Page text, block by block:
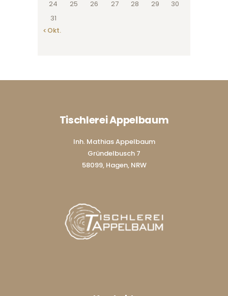
24
25 26 27 28 29
30
31
« Okt.
Tischlerei Appelbaum
Inh. Mathias Appelbaum
Gründelbusch 7
58099, Hagen, NRW